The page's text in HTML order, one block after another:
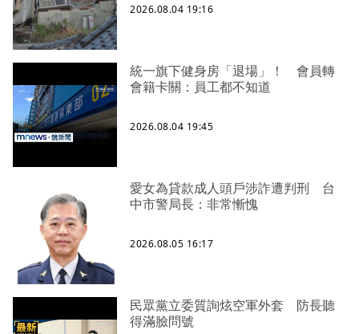
2026.08.04 19:16
統一旗下健身房「退場」！ 會員轉
會籍卡關：員工都不知道
2026.08.04 19:45
愛女為貸款成人頭戶涉詐遭判刑 台
中市警局長：非常慚愧
2026.08.05 16:17
民眾黨立委質詢炫空軍外套 防長聽
得滿臉問號